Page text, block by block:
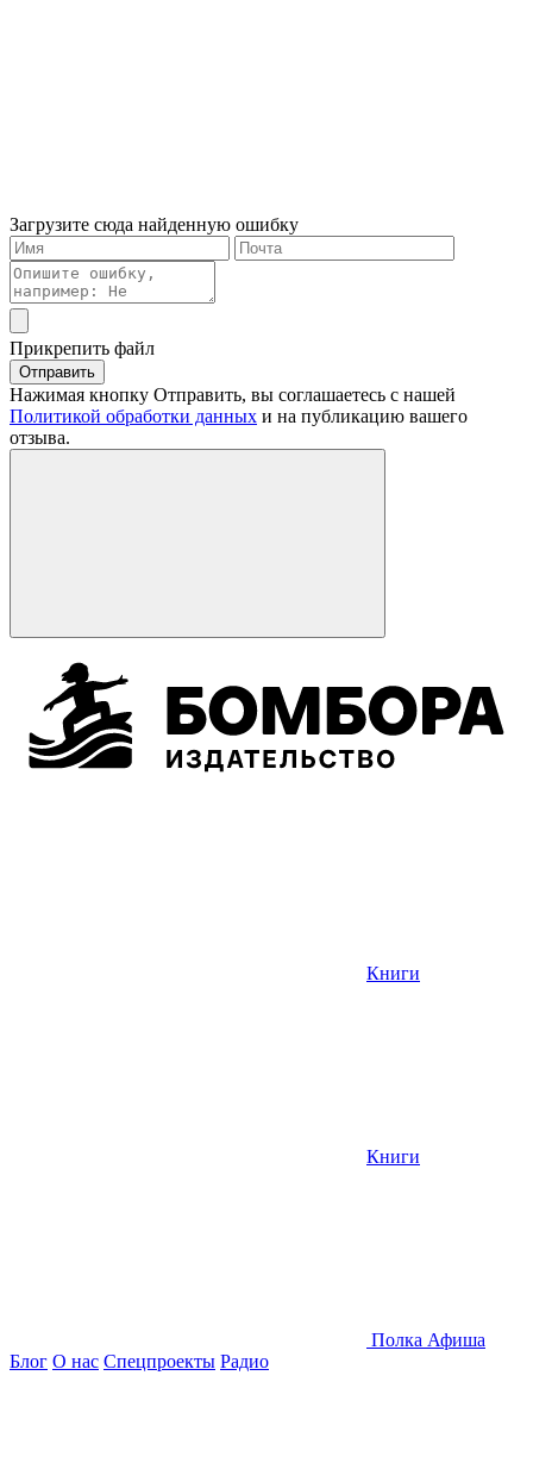
Загрузите сюда найденную ошибку
Прикрепить файл
Отправить
Нажимая кнопку Отправить, вы соглашаетесь с нашей
Политикой обработки данных и на публикацию вашего
отзыва.
Книги
Книги
Полка Афиша
Блог О нас Спецпроекты Радио